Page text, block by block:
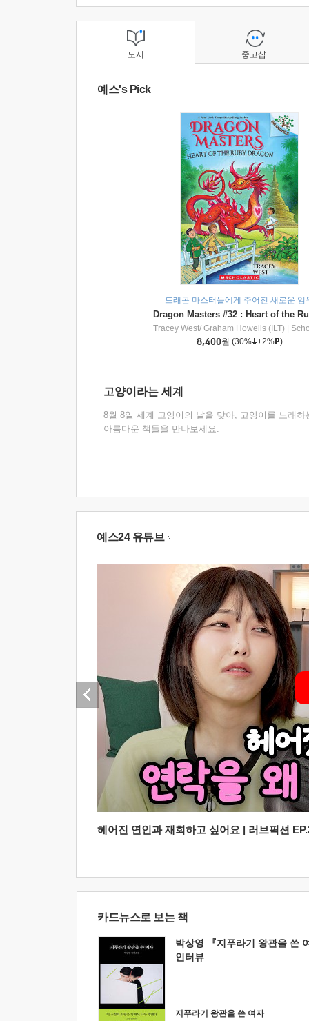
도서
예스's Pick
드래곤 마스터들에게 주어진 새로운 임
Tracey West/ Graham Howells (ILT)
8,400원 (30% +2% )
고양이라는 세계
8월 8일 세계 고양이의 날을 맞아, 고양이를 노래하
아름다운 책들을 만나보세요.
중고샵
예스24 유튜브
헤어진 연인과 재회하고 싶어요 | 러브픽션
카드뉴스로 보는 책
박상영 『지푸라기 왕관을 쓴
인터뷰
지푸라기 왕관을 쓴 여자